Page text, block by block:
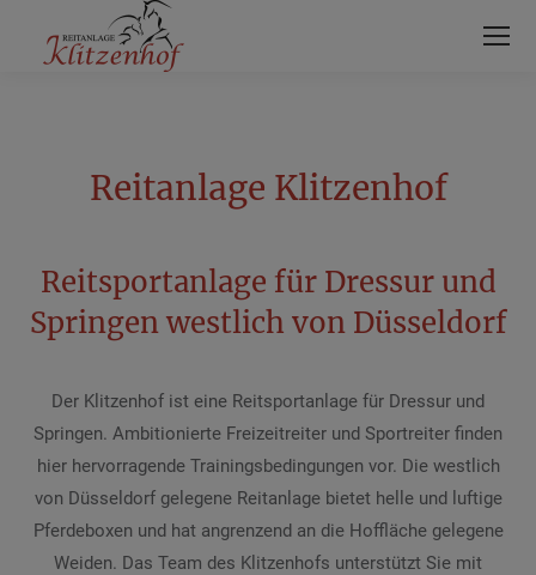
Reitanlage Klitzenhof
Reitsportanlage für Dressur und
Springen westlich von Düsseldorf
Der Klitzenhof ist eine Reitsportanlage für Dressur und
Springen. Ambitionierte Freizeitreiter und Sportreiter finden
hier hervorragende Trainingsbedingungen vor. Die westlich
von Düsseldorf gelegene Reitanlage bietet helle und luftige
Pferdeboxen und hat angrenzend an die Hoffläche gelegene
Weiden. Das Team des Klitzenhofs unterstützt Sie mit